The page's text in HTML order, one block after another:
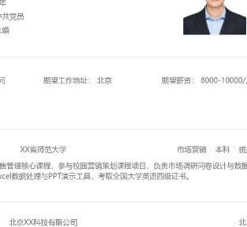
码: 18600001654
技公司，团队规模约XXX人，核心业务是为学员